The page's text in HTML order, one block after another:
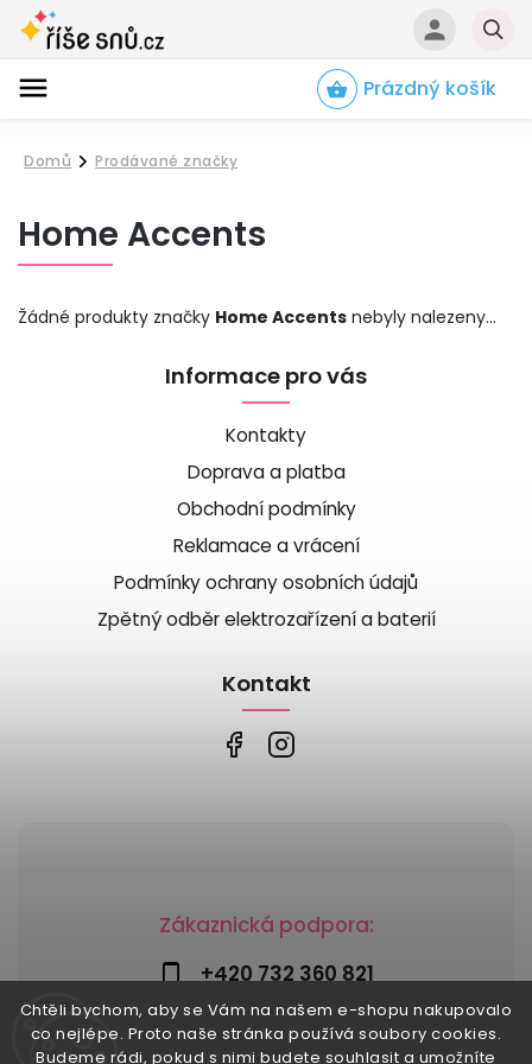
Chtěli bychom, aby se Vám na našem e-shopu nakupovalo
co nejlépe. Proto naše stránka používá soubory cookies.
Budeme rádi, pokud s nimi budete souhlasit a umožníte
Prázdný košík
Domů
/
Prodávané značky
Home Accents
Žádné produkty značky Home Accents nebyly nalezeny...
Zákaznická podpora:
+420 732 360 821
info@risesnu.cz
Informace pro vás
Kontakty
Doprava a platba
Obchodní podmínky
Reklamace a vrácení
Podmínky ochrany osobních údajů
Zpětný odběr elektrozařízení a baterií
Kontakt